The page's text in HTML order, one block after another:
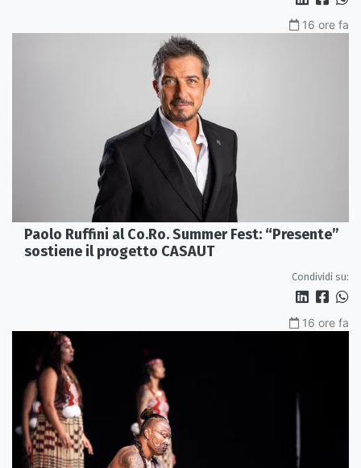
16 ore fa
Paolo Ruffini al Co.Ro. Summer Fest: “Presente”
sostiene il progetto CASAUT
Condividi su:
16 ore fa